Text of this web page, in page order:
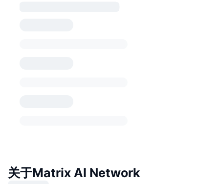
关于Matrix AI Network